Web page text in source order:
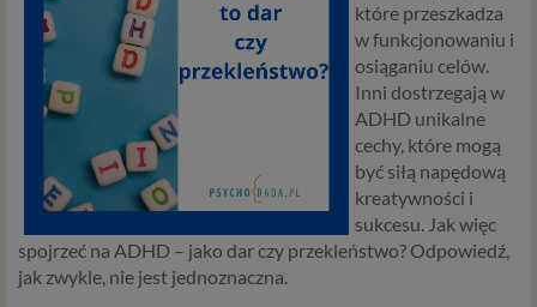
które przeszkadza
w funkcjonowaniu i
osiąganiu celów.
Inni dostrzegają w
ADHD unikalne
cechy, które mogą
być siłą napędową
kreatywności i
sukcesu. Jak więc
spojrzeć na ADHD – jako dar czy przekleństwo? Odpowiedź,
jak zwykle, nie jest jednoznaczna.